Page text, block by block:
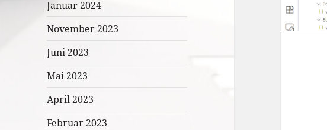
Januar 2024
November 2023
Juni 2023
Mai 2023
April 2023
Februar 2023